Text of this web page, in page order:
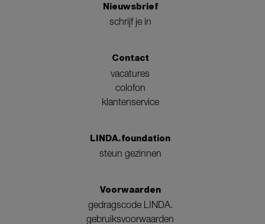
Nieuwsbrief
schrijf je in
Contact
vacatures
colofon
klantenservice
LINDA.foundation
steun gezinnen
Voorwaarden
gedragscode LINDA.
gebruiksvoorwaarden